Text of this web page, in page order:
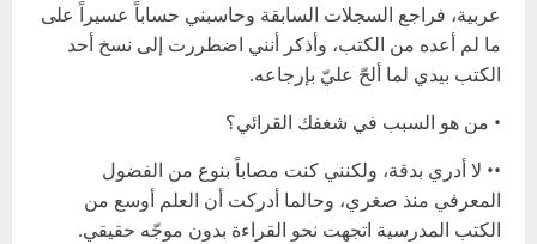
عربية، فراجع السجلات السابقة وحاسبني حساباً عسيراً على
ما لم أعده من الكتب، وأذكر أنني اضطررت إلى نسخ أحد
الكتب بيدي لما ألحّ عليّ بإرجاعه.
• من هو السبب في شغفك القرائي؟
•• لا أدري بدقة، ولكنني كنت مصاباً بنوع من الفضول
المعرفي منذ صغري، وحالما أدركت أن العلم أوسع من
الكتب المدرسية اتجهت نحو القراءة بدون موجّه حقيقي.